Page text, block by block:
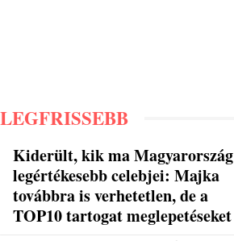
LEGFRISSEBB
Kiderült, kik ma Magyarország
legértékesebb celebjei: Majka
továbbra is verhetetlen, de a
TOP10 tartogat meglepetéseket